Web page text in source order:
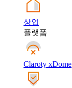
상업
플랫폼
Claroty xDome